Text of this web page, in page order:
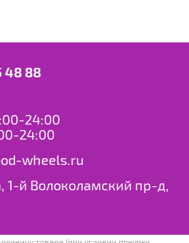
48 88
24:00
24:00
wheels.ru
1-й Волоколамский пр-д,